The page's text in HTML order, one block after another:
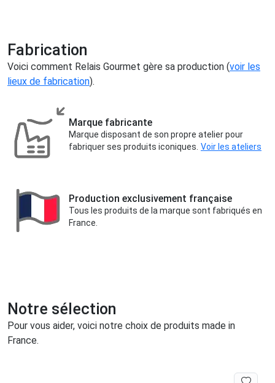
Fabrication
Voici comment Relais Gourmet gère sa production (voir les
lieux de fabrication).
Marque fabricante
Marque disposant de son propre atelier pour
fabriquer ses produits iconiques. Voir les ateliers
Production exclusivement française
Tous les produits de la marque sont fabriqués en
France.
Notre sélection
Pour vous aider, voici notre choix de produits made in
France.